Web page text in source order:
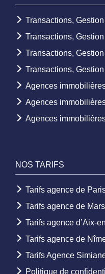
Transactions,
Transactions,
Transactions,
Transactions,
Agences
Agences
Agences
NOS TARIFS
Tarifs agence de
Tarifs agence de
Tarifs agence d’Aix-
Tarifs agence de
Tarifs Agence
Politique de